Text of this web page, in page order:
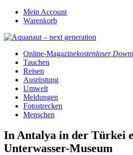
Mein Account
Warenkorb
Online-Magazinekostenloser
Tauchen
Reisen
Ausrüstung
Umwelt
Meldungen
Fotostrecken
Menschen
In Antalya in der Türkei
Unterwasser-Museum